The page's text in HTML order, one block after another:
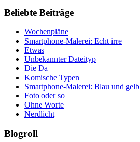
Beliebte Beiträge
Wochenpläne
Smartphone-Malerei: Echt irre
Etwas
Unbekannter Dateityp
Die Da
Komische Typen
Smartphone-Malerei: Blau und gelb
Foto oder so
Ohne Worte
Nerdlicht
Blogroll